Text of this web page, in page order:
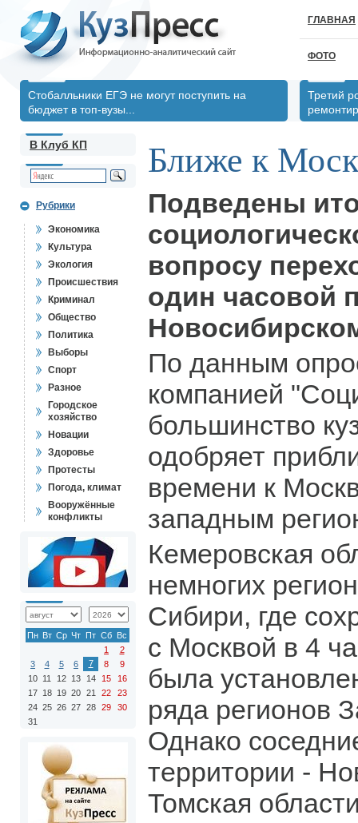
ГЛАВНАЯ
ФОТО
Стобалльники ЕГЭ не могут поступить на
бюджет в топ-вузы...
Третий
В Клуб КП
Рубрики
Экономика
Культура
Экология
Происшествия
Криминал
Общество
Политика
Выборы
Спорт
Разное
Городское
хозяйство
Новации
Здоровье
Протесты
Погода, климат
Вооружённые
конфликты
Пн Вт Ср Чт Пт Сб Вс
1
2
3
4 5 6 7 8
9
10 11 12 13 14 15
16
17 18 19 20 21 22
23
24 25 26 27 28 29
30
31
Ближе к
Подведены
вопросу
один часовой
По данным
компанией
большинство
одобряет
времени к
западным
Кемеровская
немногих
Сибири, где
с Москвой в 4
была
ряда регионов
Однако
территории -
Томская